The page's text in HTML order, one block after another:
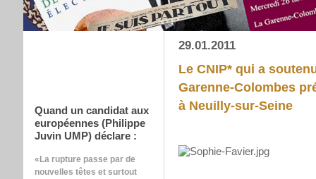
Quand un candidat aux
européennes (Philippe
Juvin UMP) déclare :
«La rupture passe par de
nouvelles têtes et surtout
29.01.2011
Le CNIP* qui a
Garenne-Colombes
à Neuilly-sur-Seine